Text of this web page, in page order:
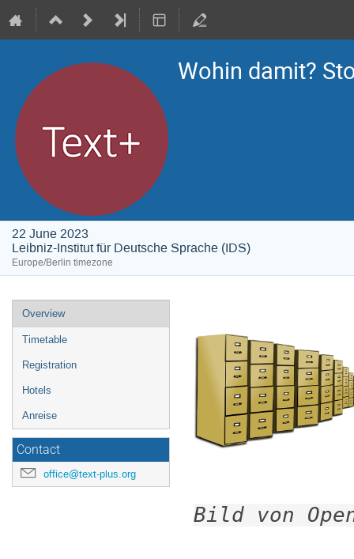
Wohin damit?
22 June 2023
Leibniz-Institut für Deutsche Sprache (IDS)
Europe/Berlin timezone
Event
menu
Overview
Timetable
Registration
Hotels
Anreise
Contact
office@text-plus.org
Bild von